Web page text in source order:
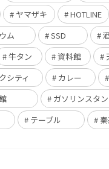
ヤマザキ HOTLINE
ム
SSD
牛タン 資料館
シティ
カレー
ガソリンスタ
テーブル